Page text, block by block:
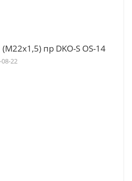
пр DKO-S OS-14
22